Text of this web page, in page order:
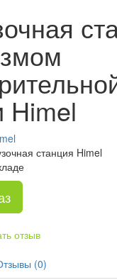
Himel
станция Himel
отзыв
(0)